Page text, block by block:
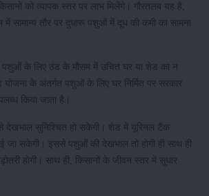
को व्यापक स्तर पर लाभ मिलेंगे। गौरतलब यह है,
में सामान्य तौर पर दुधारू पशुओं में दूध की कमी का सामना
के लिए ठंड के मौसम में उचित घर या शेड का न
योजना के अंतर्गत पशुओं के लिए घर निर्मित पर सरकार
किया जाता है।
सुनिश्चित हो सकेगी। शेड में यूरिनल टैंक
जा सकेगी। इससे पशुओं की देखभाल तो होगी ही साथ ही
होगी। साथ ही, किसानों के जीवन स्तर में सुधार